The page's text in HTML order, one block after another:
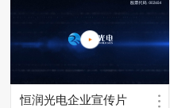
恒润光电企业宣传片